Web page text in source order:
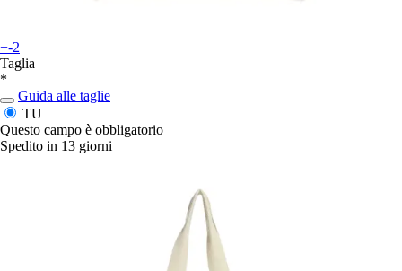
+-2
Taglia
*
Guida alle taglie
TU
Questo campo è obbligatorio
Spedito in 13 giorni